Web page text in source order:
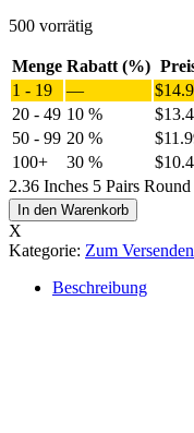
500 vorrätig
Menge Rabatt (%)
1 - 19
— $
20 - 49 10 % $
50 - 99 20 % $
100+
30 % $
2.36 Inches 5 Pairs
In den Warenkorb
X
Kategorie: Zum
Beschreibung